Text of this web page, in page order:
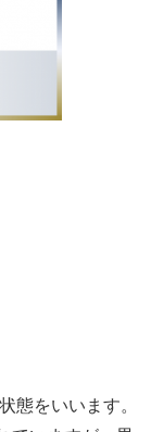
態をいいます。